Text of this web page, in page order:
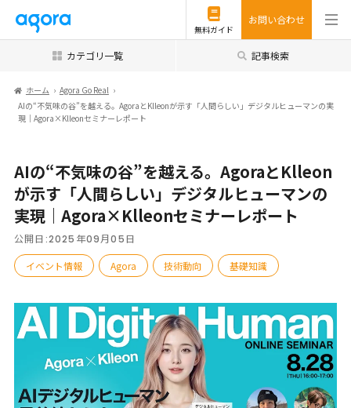
無料ガイド
お問い合わせ
カテゴリ一覧 記事検索
ホーム
Agora Go Real
AIの“不気味の谷”を越える。AgoraとKlleonが示す「人間らしい」デジタルヒューマンの実
現｜Agora×Klleonセミナーレポート
AIの“不気味の谷”を越える。AgoraとKlleon
が示す「人間らしい」デジタルヒューマンの
実現｜Agora×Klleonセミナーレポート
公開日:2025年09月05日
イベント情報
Agora 技術動向 基礎知識